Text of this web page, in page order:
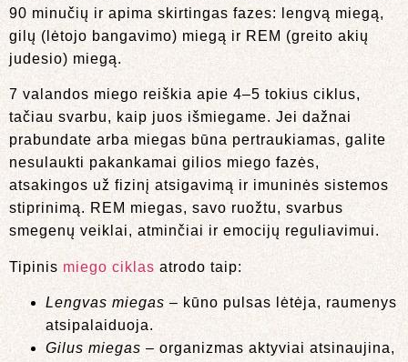
90 minučių ir apima skirtingas fazes: lengvą miegą,
gilų (lėtojo bangavimo) miegą ir REM (greito akių
judesio) miegą.
7 valandos miego reiškia apie 4–5 tokius ciklus,
tačiau svarbu, kaip juos išmiegame. Jei dažnai
prabundate arba miegas būna pertraukiamas, galite
nesulaukti pakankamai gilios miego fazės,
atsakingos už fizinį atsigavimą ir imuninės sistemos
stiprinimą. REM miegas, savo ruožtu, svarbus
smegenų veiklai, atminčiai ir emocijų reguliavimui.
Tipinis miego ciklas atrodo taip:
Lengvas miegas – kūno pulsas lėtėja, raumenys
atsipalaiduoja.
Gilus miegas – organizmas aktyviai atsinaujina,